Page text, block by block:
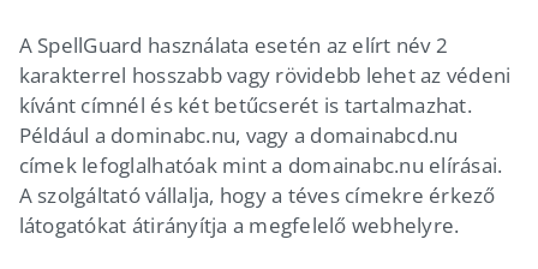
A SpellGuard használata esetén az elírt név 2
karakterrel hosszabb vagy rövidebb lehet az védeni
kívánt címnél és két betűcserét is tartalmazhat.
Például a dominabc.nu, vagy a domainabcd.nu
címek lefoglalhatóak mint a domainabc.nu elírásai.
A szolgáltató vállalja, hogy a téves címekre érkező
látogatókat átirányítja a megfelelő webhelyre.